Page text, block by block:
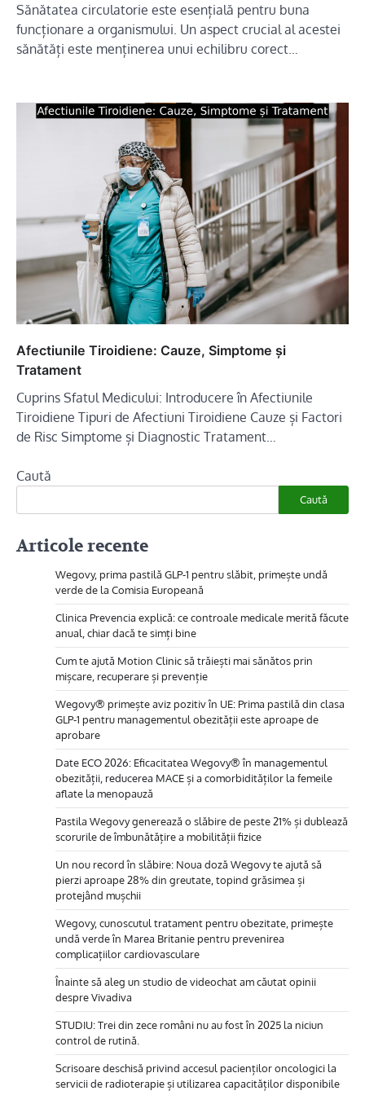
Sănătatea circulatorie este esențială pentru buna
funcționare a organismului. Un aspect crucial al acestei
sănătăți este menținerea unui echilibru corect…
Afectiunile Tiroidiene: Cauze, Simptome și
Tratament
Cuprins Sfatul Medicului: Introducere în Afectiunile
Tiroidiene Tipuri de Afectiuni Tiroidiene Cauze și Factori
de Risc Simptome și Diagnostic Tratament…
Caută
Caută
Articole recente
Wegovy, prima pastilă GLP-1 pentru slăbit, primește undă
verde de la Comisia Europeană
Clinica Prevencia explică: ce controale medicale merită făcute
anual, chiar dacă te simți bine
Cum te ajută Motion Clinic să trăiești mai sănătos prin
mișcare, recuperare și prevenție
Wegovy® primește aviz pozitiv în UE: Prima pastilă din clasa
GLP-1 pentru managementul obezității este aproape de
aprobare
Date ECO 2026: Eficacitatea Wegovy® în managementul
obezității, reducerea MACE și a comorbidităților la femeile
aflate la menopauză
Pastila Wegovy generează o slăbire de peste 21% și dublează
scorurile de îmbunătățire a mobilității fizice
Un nou record în slăbire: Noua doză Wegovy te ajută să
pierzi aproape 28% din greutate, topind grăsimea și
protejând mușchii
Wegovy, cunoscutul tratament pentru obezitate, primește
undă verde în Marea Britanie pentru prevenirea
complicațiilor cardiovasculare
Înainte să aleg un studio de videochat am căutat opinii
despre Vivadiva
STUDIU: Trei din zece români nu au fost în 2025 la niciun
control de rutină.
Scrisoare deschisă privind accesul pacienților oncologici la
servicii de radioterapie și utilizarea capacităților disponibile